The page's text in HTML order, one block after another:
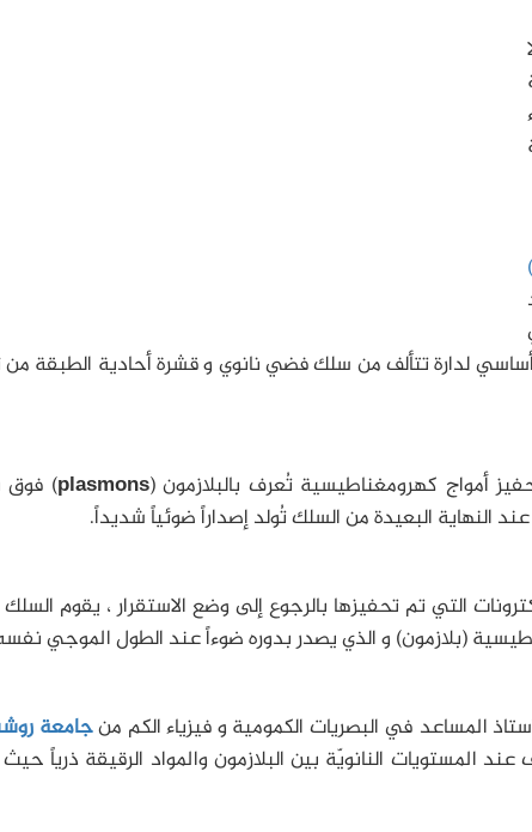
)
لدارة تتألف من سلك فضي نانوي و قشرة أحادية الطبقة من
أمواج كهرومغناطيسية تُعرف بالبلازمون (plasmons
)
النهاية البعيدة من السلك تُولد إصداراً ضوئياً شديداً.
التي تم تحفيزها بالرجوع إلى وضع الاستقرار ، يقوم
(بلازمون) و الذي يصدر بدوره ضوءاً عند الطول الموجي
المساعد في البصريات الكمومية و فيزياء الكم منجامعة
المستويات النانويّة بين البلازمون والمواد الرقيقة ذرياً